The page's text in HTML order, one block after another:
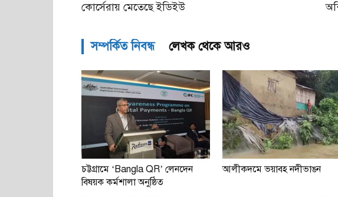
কোর্সেরায় মেতেছে ইডিইউ
সম্পর্কিত নিবন্ধ লেখক থেকে আরও
চট্টগ্রামে ‘Bangla QR’ লেনদেন
বিষয়ক কর্মশালা অনুষ্ঠিত
আলীকদমে ভয়াবহ নদীভাঙন